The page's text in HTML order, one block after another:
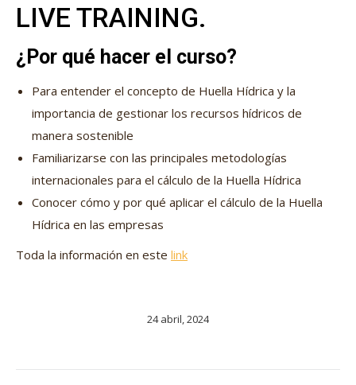
LIVE TRAINING.
¿Por qué hacer el curso?
Para entender el concepto de Huella Hídrica y la
importancia de gestionar los recursos hídricos de
manera sostenible
Familiarizarse con las principales metodologías
internacionales para el cálculo de la Huella Hídrica
Conocer cómo y por qué aplicar el cálculo de la Huella
Hídrica en las empresas
Toda la información en este link
24 abril, 2024